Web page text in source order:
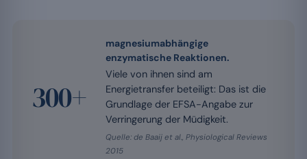
300+
magnesiumabhängige
enzymatische Reaktionen.
Viele von ihnen sind am
Energietransfer beteiligt: Das ist die
Grundlage der EFSA-Angabe zur
Verringerung der Müdigkeit.
Quelle: de Baaij et al., Physiological Reviews
2015